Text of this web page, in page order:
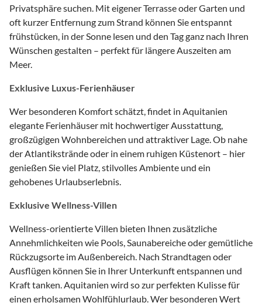
Privatsphäre suchen. Mit eigener Terrasse oder Garten und
oft kurzer Entfernung zum Strand können Sie entspannt
frühstücken, in der Sonne lesen und den Tag ganz nach Ihren
Wünschen gestalten – perfekt für längere Auszeiten am
Meer.
Exklusive Luxus-Ferienhäuser
Wer besonderen Komfort schätzt, findet in Aquitanien
elegante Ferienhäuser mit hochwertiger Ausstattung,
großzügigen Wohnbereichen und attraktiver Lage. Ob nahe
der Atlantikstrände oder in einem ruhigen Küstenort – hier
genießen Sie viel Platz, stilvolles Ambiente und ein
gehobenes Urlaubserlebnis.
Exklusive Wellness-Villen
Wellness-orientierte Villen bieten Ihnen zusätzliche
Annehmlichkeiten wie Pools, Saunabereiche oder gemütliche
Rückzugsorte im Außenbereich. Nach Strandtagen oder
Ausflügen können Sie in Ihrer Unterkunft entspannen und
Kraft tanken. Aquitanien wird so zur perfekten Kulisse für
einen erholsamen Wohlfühlurlaub. Wer besonderen Wert